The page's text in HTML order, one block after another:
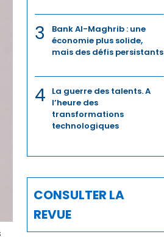
3
Bank Al-Maghrib : une
économie plus solide,
mais des défis persistants
4
La guerre des talents. A
l’heure des
transformations
technologiques
CONSULTER LA
REVUE